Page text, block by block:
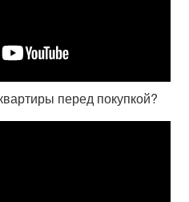
перед покупкой?